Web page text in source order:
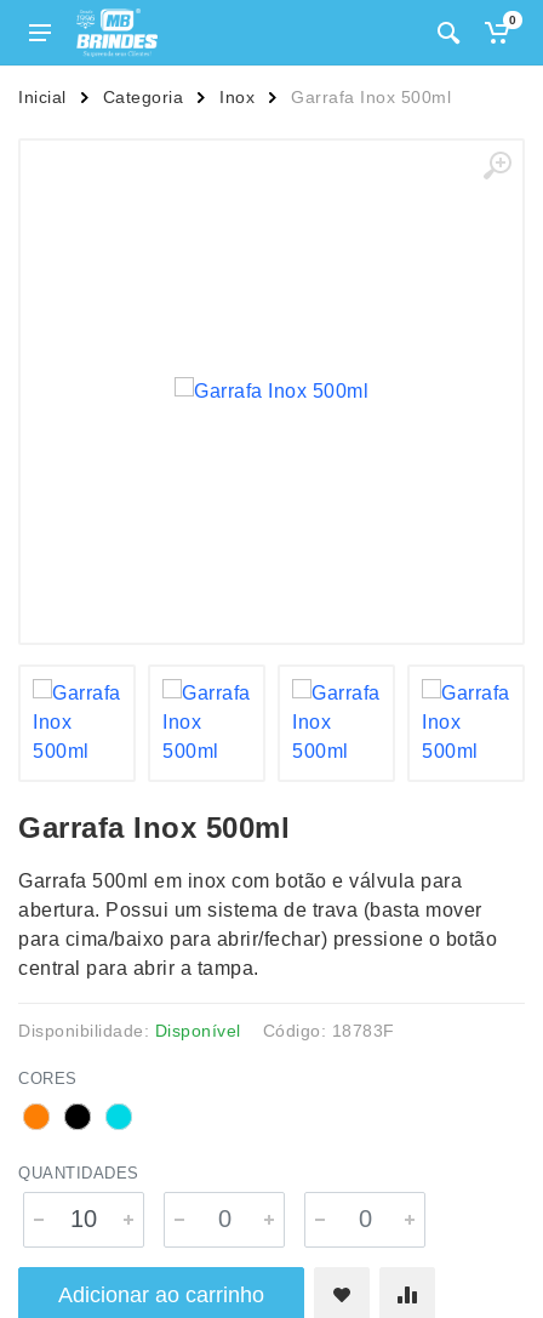
0
Inicial Categoria Inox Garrafa Inox 500ml
Garrafa Inox 500ml
Garrafa 500ml em inox com botão e válvula para
abertura. Possui um sistema de trava (basta mover
para cima/baixo para abrir/fechar) pressione o botão
central para abrir a tampa.
Disponibilidade: Disponível Código: 18783F
CORES
QUANTIDADES
Adicionar ao carrinho